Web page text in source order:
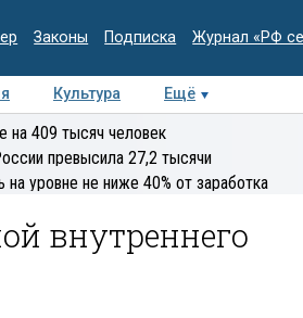
Законы Подписка Журнал «РФ
Культура
Ещё
Колумнисты
на 409 тысяч человек
превысила 27,2 тысячи
уровне не ниже 40% от заработка
внутреннего